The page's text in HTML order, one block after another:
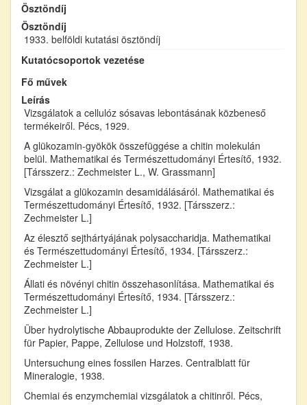
Ösztöndíj
Ösztöndíj
1933. belföldi kutatási ösztöndíj
Kutatócsoportok vezetése
Fő művek
Leírás
Vizsgálatok a cellulóz sósavas lebontásának közbeneső
termékeiről. Pécs, 1929.
A glükozamin-gyökök összefüggése a chitin molekulán
belül. Mathematikai és Természettudományi Értesítő, 1932.
[Társszerz.: Zechmeister L., W. Grassmann]
Vizsgálat a glükozamin desamidálásáról. Mathematikai és
Természettudományi Értesítő, 1932. [Társszerz.:
Zechmeister L.]
Az élesztő sejthártyájának polysaccharidja. Mathematikai
és Természettudományi Értesítő, 1934. [Társszerz.:
Zechmeister L.]
Állati és növényi chitin összehasonlítása. Mathematikai és
Természettudományi Értesítő, 1934. [Társszerz.:
Zechmeister L.]
Über hydrolytische Abbauprodukte der Zellulose. Zeitschrift
für Papier, Pappe, Zellulose und Holzstoff, 1938.
Untersuchung eines fossilen Harzes. Centralblatt für
Mineralogie, 1938.
Chemiai és enzymchemiai vizsgálatok a chitinről. Pécs,